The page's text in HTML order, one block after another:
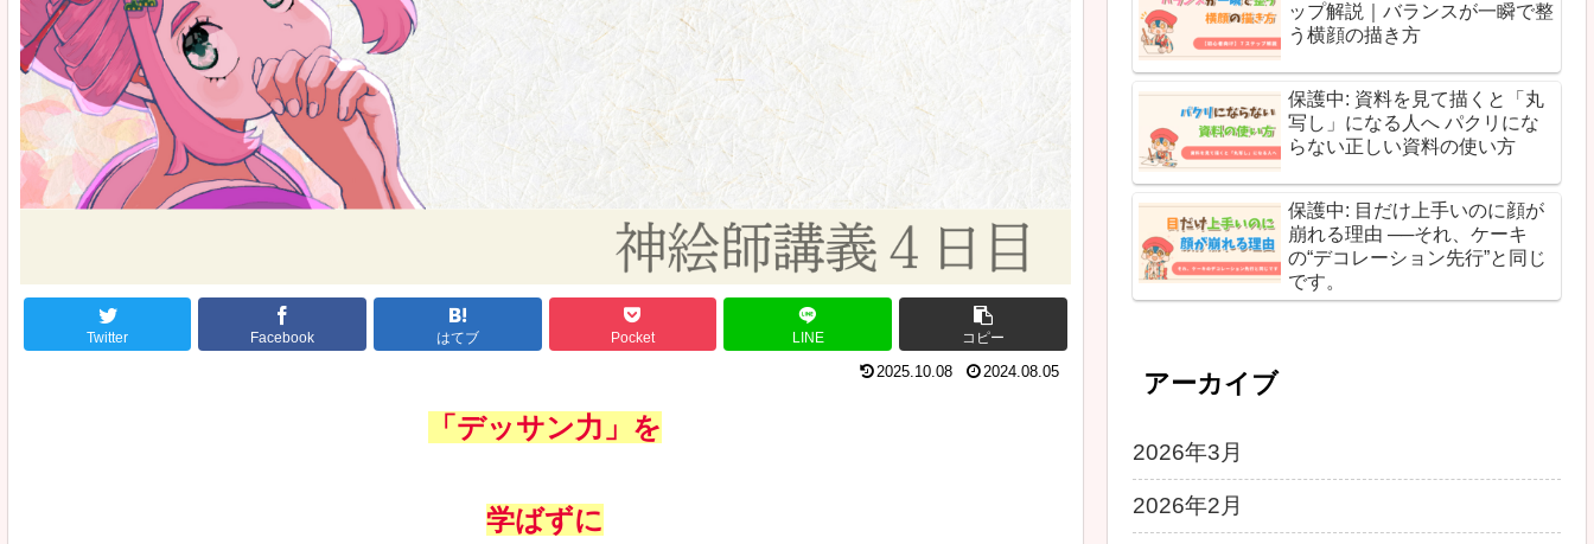
Twitter Facebook はてブ Pocket LINE コピー
2025.10.08 2024.08.05
「デッサン力 」を
学ばずに
ップ解説｜バランスが一瞬で整
う横顔の描き方
保護中: 資料を見て描くと「丸
写し」になる人へ パクリにな
らない正しい資料の使い方
保護中: 目だけ上手いのに顔が
崩れる理由 ──それ、ケーキ
の“デコレーション先行”と同じ
です。
アーカイブ
2026年3月
2026年2月